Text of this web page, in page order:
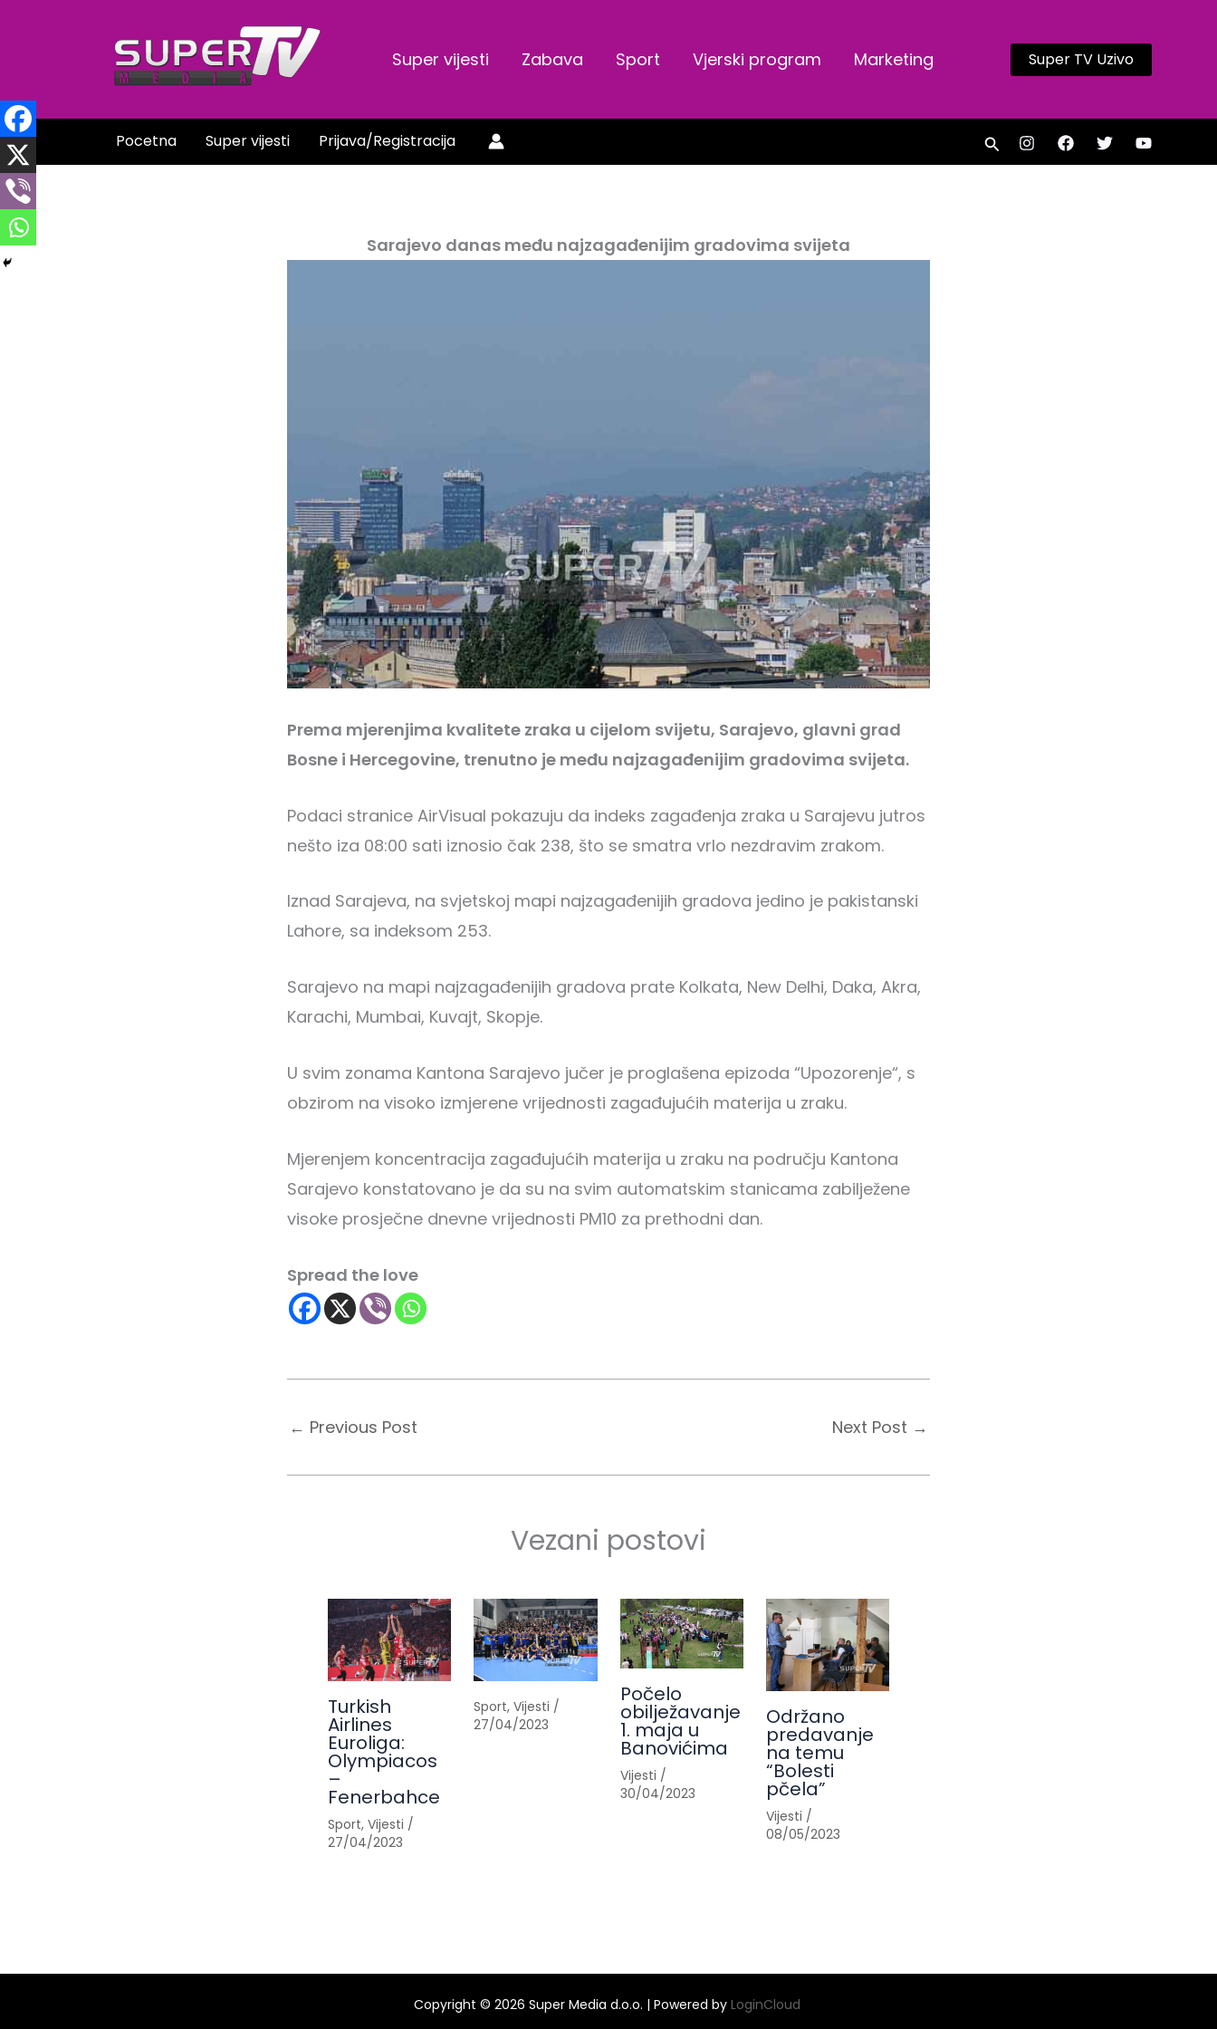
Super vijesti Zabava Sport Vjerski program Marketing Super TV Uzivo
Pocetna Super vijesti Prijava/Registracija Search
Sarajevo danas među najzagađenijim gradovima svijeta
Prema mjerenjima kvalitete zraka u cijelom svijetu, Sarajevo, glavni grad
Bosne i Hercegovine, trenutno je među najzagađenijim gradovima svijeta.
Podaci stranice AirVisual pokazuju da indeks zagađenja zraka u Sarajevu jutros
nešto iza 08:00 sati iznosio čak 238, što se smatra vrlo nezdravim zrakom.
Iznad Sarajeva, na svjetskoj mapi najzagađenijih gradova jedino je pakistanski
Lahore, sa indeksom 253.
Sarajevo na mapi najzagađenijih gradova prate Kolkata, New Delhi, Daka, Akra,
Karachi, Mumbai, Kuvajt, Skopje.
U svim zonama Kantona Sarajevo jučer je proglašena epizoda “Upozorenje“, s
obzirom na visoko izmjerene vrijednosti zagađujućih materija u zraku.
Mjerenjem koncentracija zagađujućih materija u zraku na području Kantona
Sarajevo konstatovano je da su na svim automatskim stanicama zabilježene
visoke prosječne dnevne vrijednosti PM10 za prethodni dan.
Spread the love
← Previous Post Next Post →
Vezani postovi
Turkish
Airlines
Euroliga:
Olympiacos
–
Fenerbahce
Sport, Vijesti /
27/04/2023
Sport,Vijesti /
27/04/2023
Počelo
obilježavanje
1. maja u
Banovićima
Vijesti /
30/04/2023
Održano
predavanje
na temu
“Bolesti
pčela”
Vijesti /
08/05/2023
Copyright © 2026 Super Media d.o.o. | Powered by LoginCloud